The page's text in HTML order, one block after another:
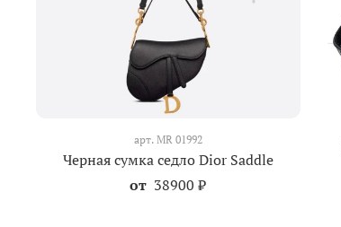
арт. MR 01992
Черная сумка седло Dior Saddle
от 38900 ₽